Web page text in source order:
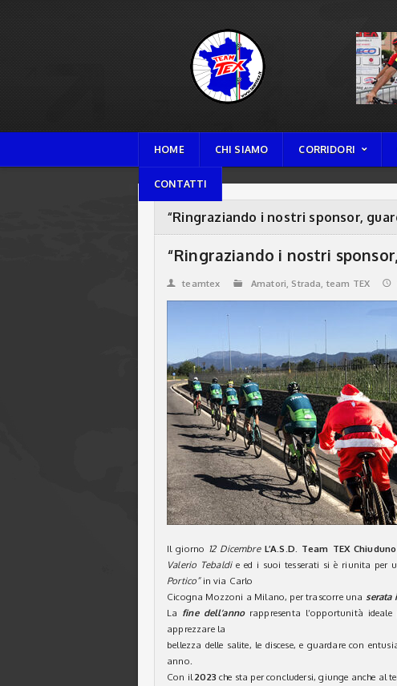
HOME CHI SIAMO CORRIDORI
CONTATTI
“Ringraziando i nostri sponsor,
“Ringraziando i nostri
👤 teamtex 📁 Amatori,Strada, team TEX 🕔
Il giorno 12 Dicembre L’A.S.D. Team TEX Chiuduno
Valerio Tebaldie ed i suoi tesserati si è riunita per
Portico”in via Carlo
Cicogna Mozzoni a Milano, per trascorre una serata
La fine dell’annorappresenta l’opportunità
apprezzare la
bellezza delle salite, le discese, e guardare con
anno.
Con il2023 che sta per concludersi, giunge anche al